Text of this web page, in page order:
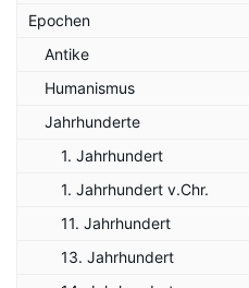
Epochen
Antike
Humanismus
Jahrhunderte
1. Jahrhundert
1. Jahrhundert v.Chr.
11. Jahrhundert
13. Jahrhundert